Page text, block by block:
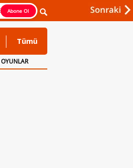
Abone Ol
Tümü